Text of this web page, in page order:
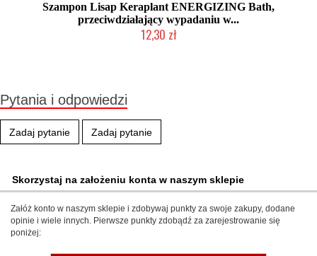
Szampon Lisap Keraplant ENERGIZING Bath,
przeciwdziałający wypadaniu w...
12,30 zł
Pytania i odpowiedzi
Zadaj pytanie Zadaj pytanie
Skorzystaj na założeniu konta w naszym sklepie
Załóż konto w naszym sklepie i zdobywaj punkty za swoje zakupy, dodane
opinie i wiele innych. Pierwsze punkty zdobądź za zarejestrowanie się
poniżej: